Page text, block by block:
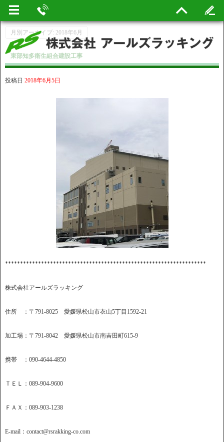
月別アーカイブ: 2018年6月
東部知多衛生組合建設工事
投稿日 2018年6月5日
*******************************************************************
株式会社アールズラッキング
住所 ：〒791-8025 愛媛県松山市衣山5丁目1592-21
加工場：〒791-8042 愛媛県松山市南吉田町615-9
携帯 ：090-4644-4850
ＴＥＬ：089-904-9600
ＦＡＸ：089-903-1238
E-mail：contact@rsrakking-co.com